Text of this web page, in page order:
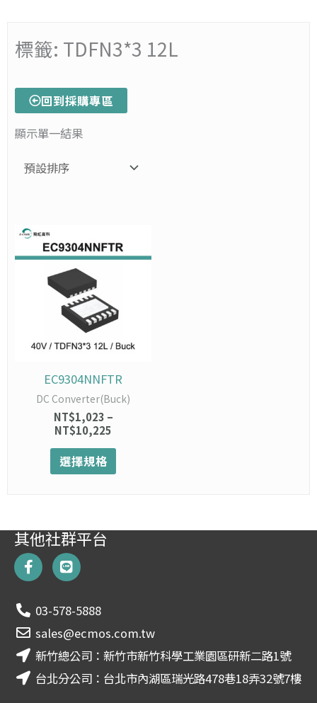
標籤: TDFN3*3 12L
回到採購專區
顯示單一結果
EC9304NNFTR
DC Converter(Buck)
NT$1,023 –
NT$10,225
格
範
NT$10,225
選擇規格
產
品
種
款
式。
在
產
品
選
其他社群平台
F
a
c
b
o
o
k
-
f
L
i
n
e
03-578-5888
sales@ecmos.com.tw
新竹總公司：新竹市新竹科學工業園區研新二路1號
台北分公司：台北市內湖區瑞光路478巷18弄32號7樓